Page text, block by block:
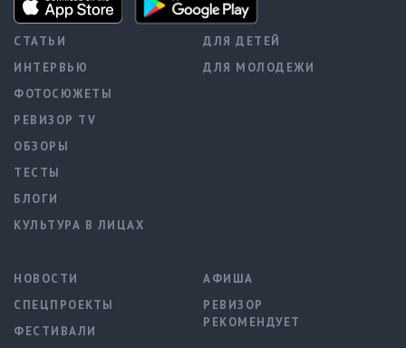
СТАТЬИ
ИНТЕРВЬЮ
ФОТОСЮЖЕТЫ
РЕВИЗОР TV
ОБЗОРЫ
ТЕСТЫ
БЛОГИ
КУЛЬТУРА В ЛИЦАХ
ДЛЯ ДЕТЕЙ
ДЛЯ МОЛОДЕЖИ
НОВОСТИ
СПЕЦПРОЕКТЫ
ФЕСТИВАЛИ
АФИША
РЕВИЗОР
РЕКОМЕНДУЕТ